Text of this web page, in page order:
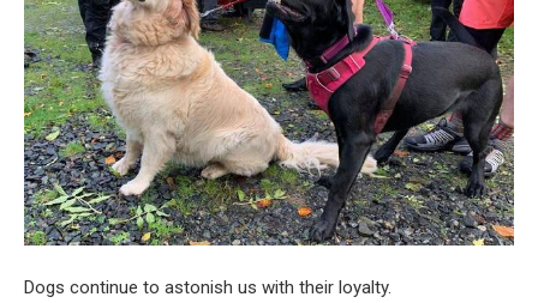
Dogs continue to astonish us with their loyalty.